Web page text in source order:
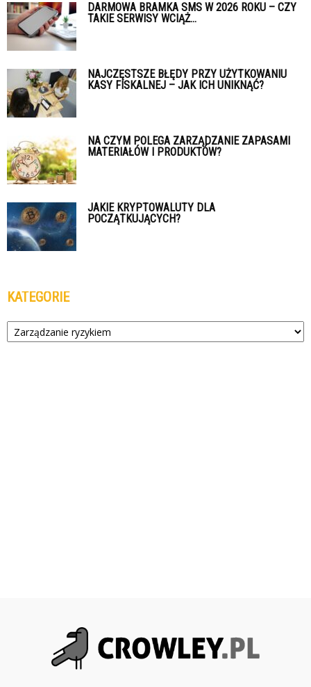
DARMOWA BRAMKA SMS W 2026 ROKU – CZY
TAKIE SERWISY WCIĄŻ...
NAJCZĘSTSZE BŁĘDY PRZY UŻYTKOWANIU
KASY FISKALNEJ – JAK ICH UNIKNĄĆ?
NA CZYM POLEGA ZARZĄDZANIE ZAPASAMI
MATERIAŁÓW I PRODUKTÓW?
JAKIE KRYPTOWALUTY DLA
POCZĄTKUJĄCYCH?
KATEGORIE
Kategorie